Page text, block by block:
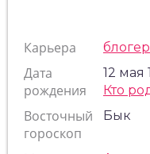
Карьера блогер
Дата
рождения
12 мая
Кто
Восточный
гороскоп
Бык